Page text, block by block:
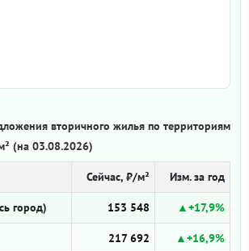
вторичного жилья по территориям
(на 03.08.2026)
Сейчас, ₽/м² Изм. за год
город) 153 548 +17,9%
217 692 +16,9%